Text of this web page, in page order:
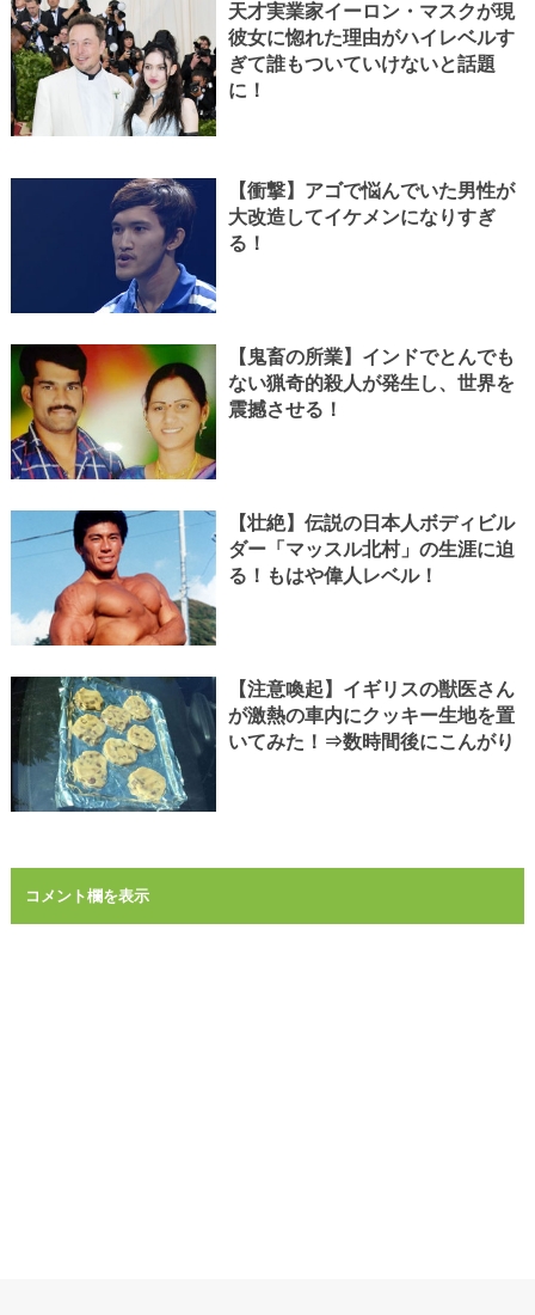
天才実業家イーロン・マスクが現
彼女に惚れた理由がハイレベルす
ぎて誰もついていけないと話題
に！
【衝撃】アゴで悩んでいた男性が
大改造してイケメンになりすぎ
る！
【鬼畜の所業】インドでとんでも
ない猟奇的殺人が発生し、世界を
震撼させる！
【壮絶】伝説の日本人ボディビル
ダー「マッスル北村」の生涯に迫
る！もはや偉人レベル！
【注意喚起】イギリスの獣医さん
が激熱の車内にクッキー生地を置
いてみた！⇒数時間後にこんがり
コメント欄を表示